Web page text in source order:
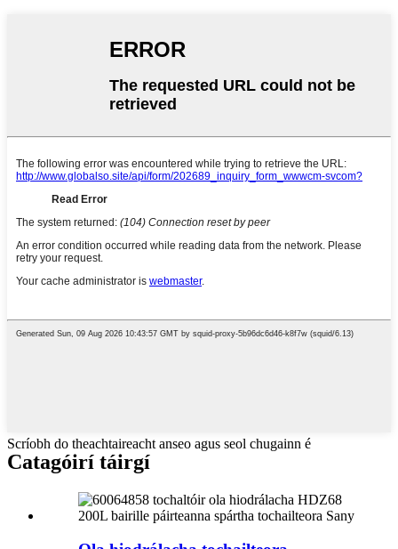
Scríobh do theachtaireacht anseo agus seol chugainn é
Catagóirí táirgí